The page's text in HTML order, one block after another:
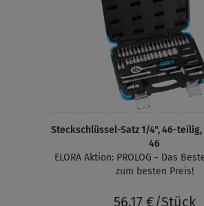
Steckschlüssel-Satz 1/4", 46-teilig,
46
ELORA Aktion: PROLOG - Das
zum besten Preis!
56,17 €/Stück